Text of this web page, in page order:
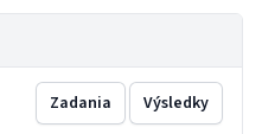
Zadania Výsledky